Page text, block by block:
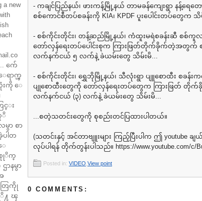
a new
က်ေ
ရာက္ၾ
းကို ေ
င္း
မွာ စာ
ပါတ
စုုိက္
ာနမွာ
ြကိုု
႔ ၾ
- ကချင်ပြည်နယ်၊ ဖားကန့်မြို့နယ် တာမခန်ကျေးရွာ နန့်ရေတ
စစ်ကောင်စီတပ်စခန်းကို KIA၊ KPDF ပူးပေါင်းတပ်တွေက
- စစ်ကိုင်းတိုင်း၊ တန့်ဆည်မြို့နယ်၊ ကံထူးမရဲစခန်းဆီ စစ်
တော်လှန်ရေးတပ်ပေါင်းစုက ကြားဖြတ်တိုက်ခိုက်တဲ့အတွက် စစ်
လက်နက်ငယ် ၅ လက်နဲ့ ခဲယမ်းတွေ သိမ်းမိ...
- စစ်ကိုင်းတိုင်း၊ ရွှေဘိုမြို့နယ်၊ သီလုံးရွာ ပျူစောထီး စခ
ပျုစောထီးတွေကို တော်လှန်ရေးတပ်တွေက ကြားဖြတ်
လက်နက်ငယ် (၃) လက်နဲ့ ခဲယမ်းတွေ သိမ်းမိ...
...စတဲ့သတင်းတွေကို စုစည်းတင်ပြထားပါတယ်။
(သတင်းနှင့် အင်တာဗျူးများ ကြည့်ပြီးပါက ဤ youtube ချ
လုပ်ပါရန် တိုက်တွန်းပါသည်။ https://www.youtube.com/c/
Posted in: VIDEO View point
0 COMMENTS: